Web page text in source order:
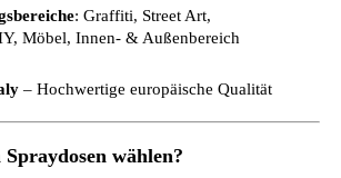
: Graffiti, Street Art,
Möbel, Innen- & Außenbereich
– Hochwertige europäische Qualität
wählen?